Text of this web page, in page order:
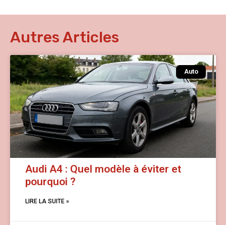
Autres Articles
Auto
Audi A4 : Quel modèle à éviter et
pourquoi ?
LIRE LA SUITE »